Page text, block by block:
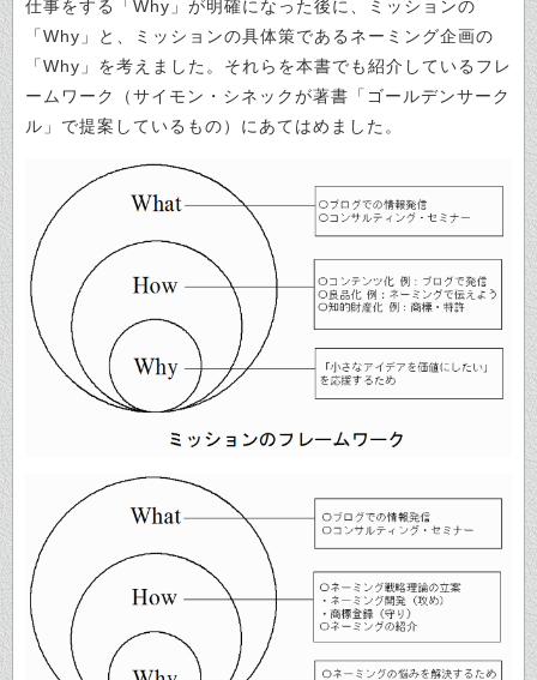
仕事をする「Why」が明確になった後に、ミッションの
「Why」と、ミッションの具体策であるネーミング企画の
「Why」を考えました。それらを本書でも紹介しているフレ
ームワーク（サイモン・シネックが著書「ゴールデンサーク
ル」で提案しているもの）にあてはめました。